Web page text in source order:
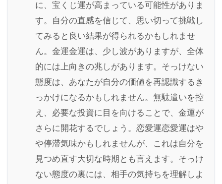
に、宝くじ運が高まっている可能性がありま
す。自分の直感を信じて、思い切って挑戦し
てみると良い結果が得られるかもしれませ
ん。金運金運は、少し波がありますが、全体
的には上向きの兆しがあります。そっけない
態度は、あなたが自分の価値を再認識するき
っかけになるかもしれません。無駄遣いを控
え、必要な投資に目を向けることで、金運が
さらに開花するでしょう。恋愛運恋愛運はや
や停滞気味かもしれませんが、これは自分を
見つめ直す大切な時期とも言えます。そっけ
ない態度の裏には、相手の気持ちを理解しよ